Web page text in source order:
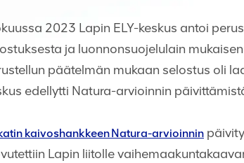
2023 Lapin ELY-keskus antoi
ja luonnonsuojelulain
päätelmän mukaan selostus oli
edellytti Natura-arvioinnin
kaivoshankkeen Natura-arvioinnin
Lapin liitolle